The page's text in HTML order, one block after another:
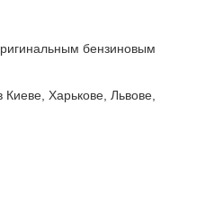
бензиновым
Харькове, Львове,